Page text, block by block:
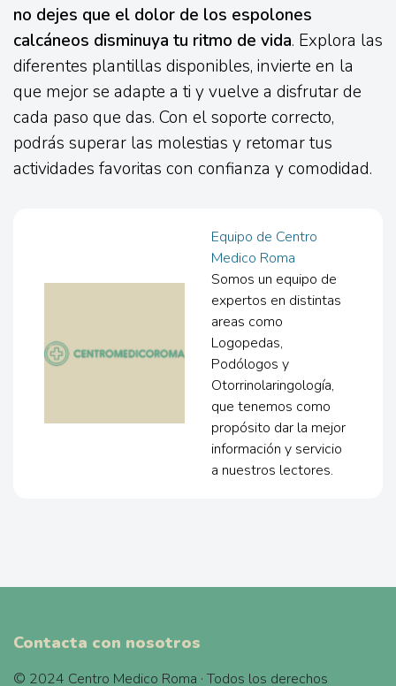
no dejes que el dolor de los espolones
calcáneos disminuya tu ritmo de vida. Explora las
diferentes plantillas disponibles, invierte en la
que mejor se adapte a ti y vuelve a disfrutar de
cada paso que das. Con el soporte correcto,
podrás superar las molestias y retomar tus
actividades favoritas con confianza y comodidad.
Equipo de Centro
Medico Roma
Somos un equipo de
expertos en distintas
areas como
Logopedas,
Podólogos y
Otorrinolaringología,
que tenemos como
propósito dar la mejor
información y servicio
a nuestros lectores.
Contacta con nosotros
© 2024 Centro Medico Roma · Todos los derechos